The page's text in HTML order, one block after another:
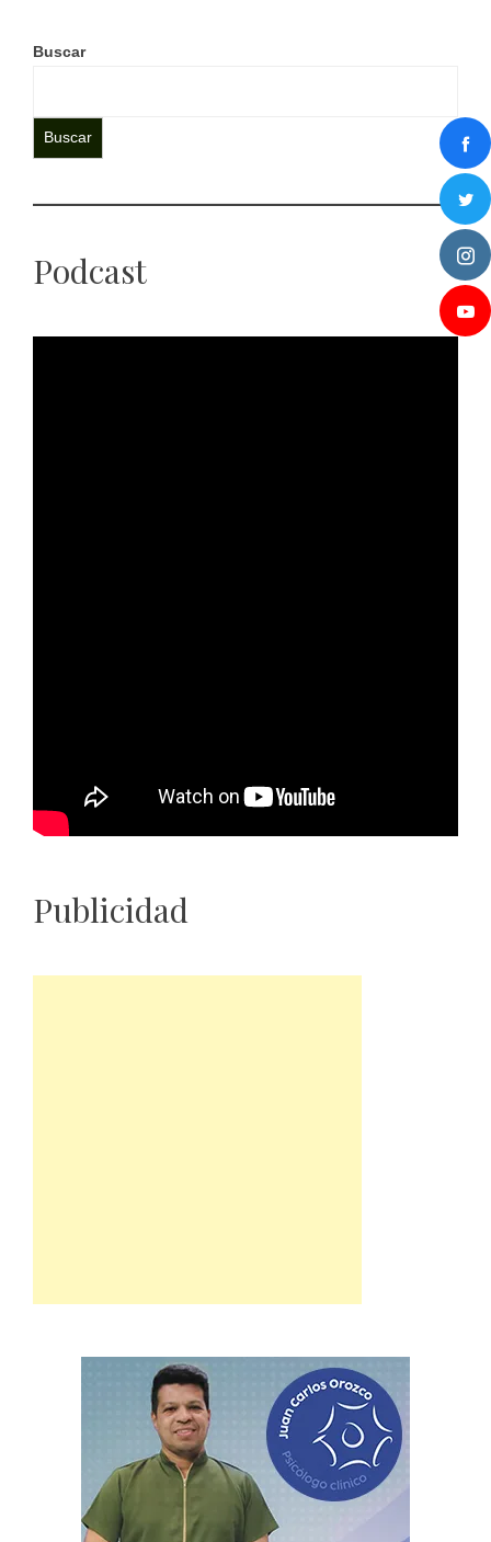
Buscar
Buscar
Podcast
Publicidad